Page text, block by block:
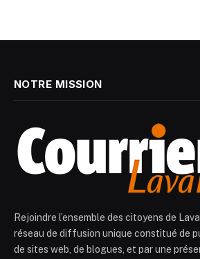
NOTRE MISSION
Rejoindre l’ensemble des citoyens de
réseau de diffusion unique constitué de
de sites web, de blogues, et par une